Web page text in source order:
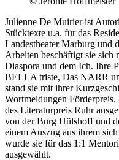
Julienne De Muirier ist
Stücktexte u.a. für das
Landestheater Marburg und
Arbeiten beschäftigt sie sich
Diaspora und dem Ich. Ihre
BELLA triste, Das NARR
stand sie mit ihrer
Wortmeldungen
des Literaturpreis Ruhr
von der Burg Hülshoff und
einem Auszug aus ihrem
wurde sie für das 1:1
ausgewählt.